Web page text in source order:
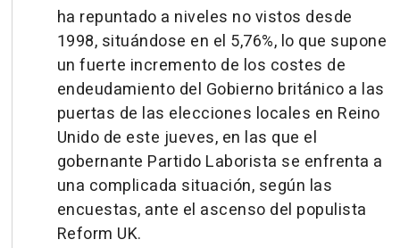
ha repuntado a niveles no vistos desde
1998, situándose en el 5,76%, lo que supone
un fuerte incremento de los costes de
endeudamiento del Gobierno británico a las
puertas de las elecciones locales en Reino
Unido de este jueves, en las que el
gobernante Partido Laborista se enfrenta a
una complicada situación, según las
encuestas, ante el ascenso del populista
Reform UK.